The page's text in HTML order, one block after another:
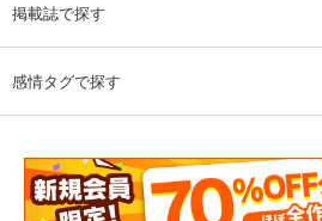
掲載誌で探す
感情タグで探す